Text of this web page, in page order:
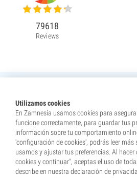
Utilizamos cookies
En Zamnesia usamos cookies para
funcione correctamente, para guardar tus
información sobre tu comportamiento
'configuración de cookies', podrás leer más
usamos y ajustar tus preferencias. Al
cookies y continuar", aceptas el uso de
describe en nuestra declaración de
79618
Reviews